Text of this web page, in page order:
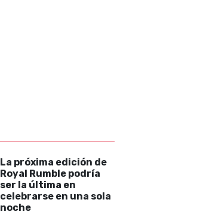
La próxima edición de
Royal Rumble podría
ser la última en
celebrarse en una sola
noche